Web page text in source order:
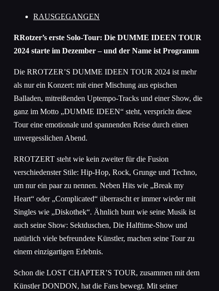
RAUSGEGANGEN
RRotzer’s erste Solo-Tour: Die DUMME IDEEN TOUR
2024 starte im Dezember – und der Name ist Programm
Die RROTZER’S DUMME IDEEN TOUR 2024 ist mehr
als nur ein Konzert: mit einer Mischung aus epischen
Balladen, mitreißenden Uptempo-Tracks und einer Show, die
ganz im Motto „DUMME IDEEN“ steht, verspricht diese
Tour eine emotionale und spannenden Reise durch einen
unvergesslichen Abend.
RROTZERT steht wie kein zweiter für die Fusion
verschiedenster Stile: Hip-Hop, Rock, Grunge und Techno,
um nur ein paar zu nennen. Neben Hits wie „Break my
Heart“ oder „Complicated“ überrascht er immer wieder mit
Singles wie „Diskothek“. Ähnlich bunt wie seine Musik ist
auch seine Show: Sektduschen, Die Halftime-Show und
natürlich viele befreundete Künstler, machen seine Tour zu
einem einzigartigen Erlebnis.
Schon die LOST CHAPTER’S TOUR, zusammen mit dem
Künstler DONDON, hat die Fans bewegt. Mit seiner